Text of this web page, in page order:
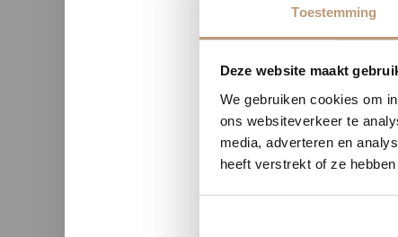
Nu
Toestemming
Deze website maakt
We gebruiken cookies om
ons websiteverkeer te
media, adverteren en
heeft verstrekt of ze
Sophie uit Arnhem -
★★★★★
Snelle levering, mooie vloer